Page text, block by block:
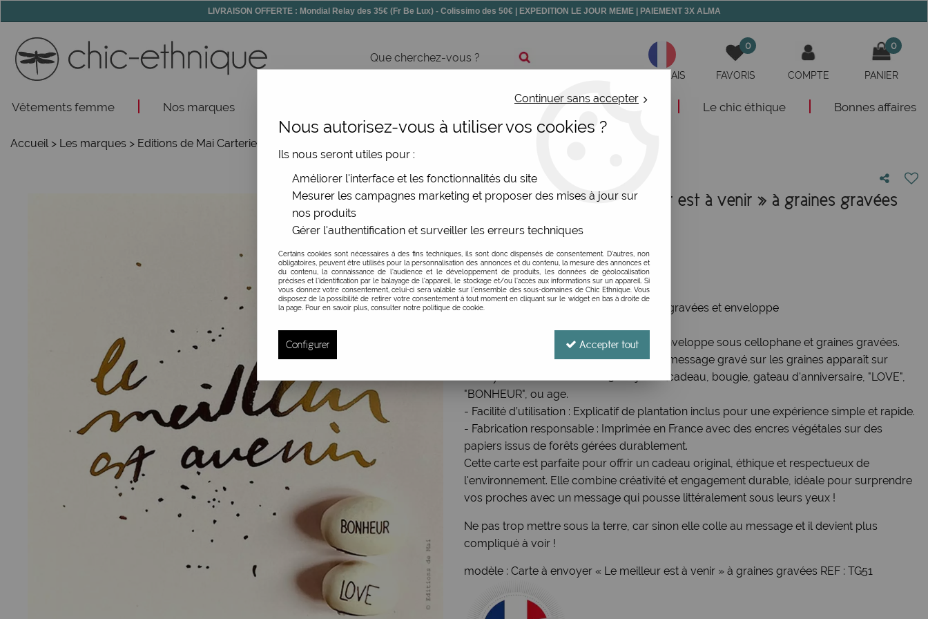
LIVRAISON OFFERTE : Mondial Relay des 35€ (Fr Be Lux) - Colissimo des 50€ | EXPEDITION LE JOUR MEME | PAIEMENT 3X ALMA
FRANÇAIS
0
FAVORIS COMPTE
0
PANIER
Vêtements femme Nos marques Bijoux Nouveautés Le chic éthique Bonnes affaires
Accueil > Les marques > Editions de Mai Carterie
Editions de Mai
Carte à envoyer « Le meilleur est à venir » à graines gravées
1Avis Donnez votre avis
4,80 €TTC
Réf. :TG51
Carte originale avec graines de haricots gravées et enveloppe
- Inclus : Carte imprimée avec dorure, enveloppe sous cellophane et graines gravées.
- Message ludique : Après plantation, le message gravé sur les graines apparaît sur
la cotylédone en seulement 3 à 6 jours (cadeau, bougie, gateau d'anniversaire, "LOVE",
"BONHEUR", ou age.
- Facilité d’utilisation : Explicatif de plantation inclus pour une expérience simple et rapide.
- Fabrication responsable : Imprimée en France avec des encres végétales sur des
papiers issus de forêts gérées durablement.
Cette carte est parfaite pour offrir un cadeau original, éthique et respectueux de
l'environnement. Elle combine créativité et engagement durable, idéale pour surprendre
vos proches avec un message qui pousse littéralement sous leurs yeux !
Ne pas trop mettre sous la terre, car sinon elle colle au message et il devient plus
compliqué à voir !
modèle : Carte à envoyer « Le meilleur est à venir » à graines gravées REF : TG51
Continuer sans accepter
Nous autorisez-vous à utiliser vos cookies ?
Ils nous seront utiles pour :
Améliorer l'interface et les fonctionnalités du site
Mesurer les campagnes marketing et proposer des mises à jour sur
nos produits
Gérer l'authentification et surveiller les erreurs techniques
Certains cookies sont nécessaires à des fins techniques, ils sont donc dispensés de consentement. D'autres, non
obligatoires, peuvent être utilisés pour la personnalisation des annonces et du contenu, la mesure des annonces et
du contenu, la connaissance de l'audience et le développement de produits, les données de géolocalisation
précises et l'identification par le balayage de l'appareil, le stockage et/ou l'accès aux informations sur un appareil. Si
vous donnez votre consentement, celui-ci sera valable sur l’ensemble des sous-domaines de Chic Ethnique. Vous
disposez de la possibilité de retirer votre consentement à tout moment en cliquant sur le widget en bas à droite de
la page. Pour en savoir plus, consulter notre politique de cookie.
Configurer Accepter tout